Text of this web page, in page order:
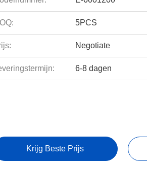
5PCS
Negotiate
6-8 dagen
Krijg Beste Prijs